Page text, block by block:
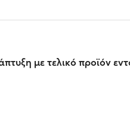
με τελικό προϊόν